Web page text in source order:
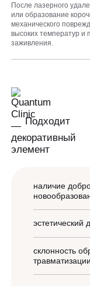
После лазерного
или образование
механического
высоких температур и
заживления.
Подходит
наличие
эстетический
склонность
травматизации